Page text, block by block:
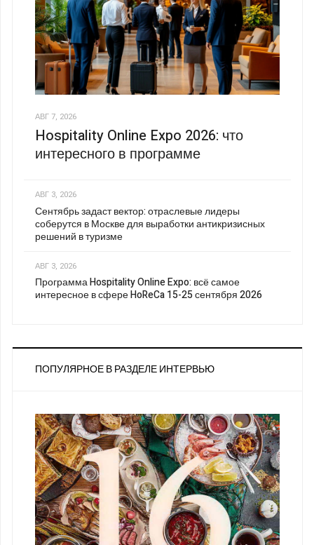
АВГ 7, 2026
Hospitality Online Expo 2026: что
интересного в программе
АВГ 3, 2026
Сентябрь задаст вектор: отраслевые лидеры
соберутся в Москве для выработки антикризисных
решений в туризме
АВГ 3, 2026
Программа Hospitality Online Expo: всё самое
интересное в сфере HoReCa 15-25 сентября 2026
ПОПУЛЯРНОЕ В РАЗДЕЛЕ ИНТЕРВЬЮ